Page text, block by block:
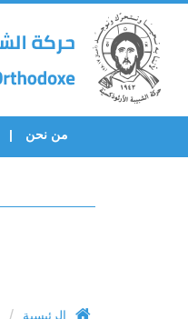
من نحن
الرئيسية